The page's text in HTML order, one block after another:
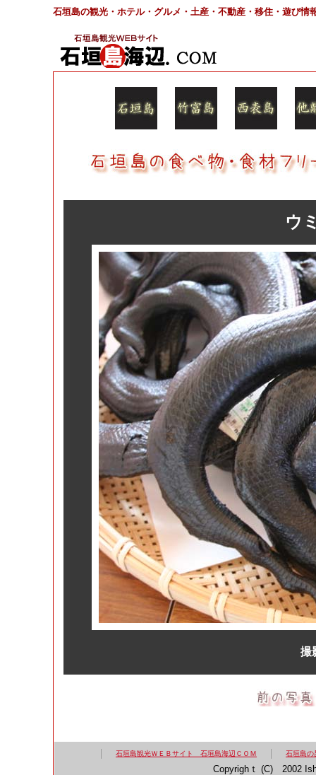
石垣島の観光・ホテル・グルメ・土産・不動産・移住・遊び情
ウ
撮
石垣島観光ＷＥＢサイト 石垣島海辺ＣＯＭ 石垣島
Copyrighｔ (C) 2002